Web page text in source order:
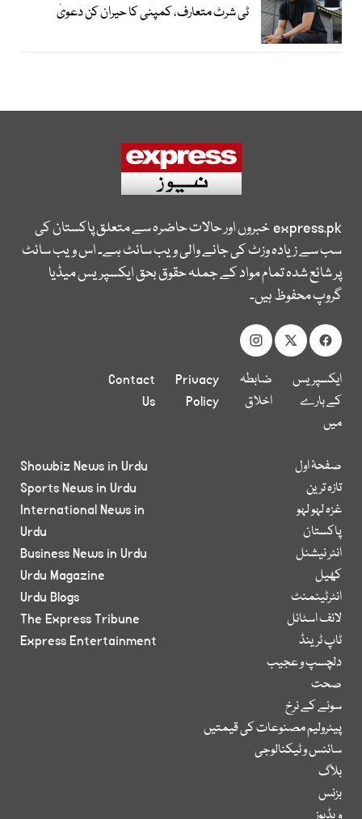
ٹی شرٹ متعارف، کمپنی کا حیران کن دعویٰ
express.pkخبروں اور حالات حاضرہ سے متعلق پاکستان کی
سب سے زیادہ وزٹ کی جانے والی ویب سائٹ ہے۔ اس ویب سائٹ
پر شائع شدہ تمام مواد کے جملہ حقوق بحق ایکسپریس میڈیا
گروپ محفوظ ہیں۔
ایکسپریس
کے بارے
میں
ضابطہ
اخلاق
Privacy
Policy
Contact
Us
صفحۂ اول
تازہ ترین
غزہ لہو لہو
پاکستان
انٹر نیشنل
کھیل
انٹرٹینمنٹ
لائف اسٹائل
ٹاپ ٹرینڈ
دلچسپ و عجیب
صحت
سونے کے نرخ
پیٹرولیم مصنوعات کی قیمتیں
سائنس و ٹیکنالوجی
بلاگ
بزنس
Showbiz News in Urdu
Sports News in Urdu
International News in
Urdu
Business News in Urdu
Urdu Magazine
Urdu Blogs
The Express Tribune
Express Entertainment